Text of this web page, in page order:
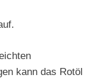
kann das Rotöl